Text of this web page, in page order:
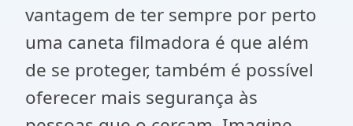
vantagem de ter sempre por perto
uma caneta filmadora é que além
de se proteger, também é possível
oferecer mais segurança às